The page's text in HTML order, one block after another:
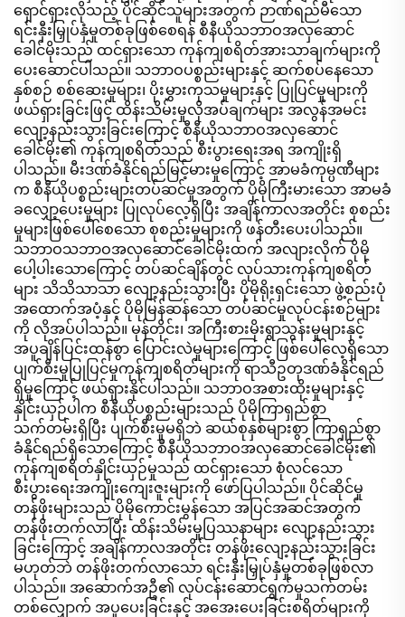
ရှောင်ရှားလိုသည့် ပိုင်ဆိုင်သူများအတွက် ဉာဏ်ရည်မီသော
ရင်းနှီးမြှုပ်နှံမှုတစ်ခုဖြစ်စေရန် စီနီယိုသဘာဝအလှဆောင်
ခေါင်မိုးသည် ထင်ရှားသော ကုန်ကျစရိတ်အားသာချက်များကို
ပေးဆောင်ပါသည်။ သဘာဝပစ္စည်းများနှင့် ဆက်စပ်နေသော
နှစ်စဉ် စစ်ဆေးမှုများ၊ ပိုးမွှားကုသမှုများနှင့် ပြုပြင်မှုများကို
ဖယ်ရှားခြင်းဖြင့် ထိန်းသိမ်းမှုလိုအပ်ချက်များ အလွန်အမင်း
လျော့နည်းသွားခြင်းကြောင့် စီနီယိုသဘာဝအလှဆောင်
ခေါင်မိုး၏ ကုန်ကျစရိတ်သည် စီးပွားရေးအရ အကျိုးရှိ
ပါသည်။ မီးဒဏ်ခံနိုင်ရည်မြင့်မားမှုကြောင့် အာမခံကုမ္ပဏီများ
က စီနီယိုပစ္စည်းများတပ်ဆင်မှုအတွက် ပိုမိုကြီးမားသော အာမခံ
ခလျှော့ပေးမှုများ ပြုလုပ်လေ့ရှိပြီး အချိန်ကာလအတိုင်း စုစည်း
မှုများဖြစ်ပေါ်စေသော စုစည်းမှုများကို ဖန်တီးပေးပါသည်။
သဘာဝသဘာဝအလှဆောင်ခေါင်မိုးထက် အလျားလိုက် ပိုမို
ပေါ့ပါးသောကြောင့် တပ်ဆင်ချိန်တွင် လုပ်သားကုန်ကျစရိတ်
များ သိသိသာသာ လျော့နည်းသွားပြီး ပိုမိုရိုးရှင်းသော ဖွဲ့စည်းပုံ
အထောက်အပံ့နှင့် ပိုမိုမြန်ဆန်သော တပ်ဆင်မှုလုပ်ငန်းစဉ်များ
ကို လိုအပ်ပါသည်။ မုန်တိုင်း၊ အကြီးစားမိုးရွာသွန်းမှုများနှင့်
အပူချိန်ပြင်းထန်စွာ ပြောင်းလဲမှုများကြောင့် ဖြစ်ပေါ်လေ့ရှိသော
ပျက်စီးမှုပြုပြင်မှုကုန်ကျစရိတ်များကို ရာသီဥတုဒဏ်ခံနိုင်ရည်
ရှိမှုကြောင့် ဖယ်ရှားနိုင်ပါသည်။ သဘာဝအစားထိုးမှုများနှင့်
နှိုင်းယှဉ်ပါက စီနီယိုပစ္စည်းများသည် ပိုမိုကြာရှည်စွာ
သက်တမ်းရှိပြီး ပျက်စီးမှုမရှိဘဲ ဆယ်စုနှစ်များစွာ ကြာရှည်စွာ
ခံနိုင်ရည်ရှိသောကြောင့် စီနီယိုသဘာဝအလှဆောင်ခေါင်မိုး၏
ကုန်ကျစရိတ်နှိုင်းယှဉ်မှုသည် ထင်ရှားသော စုံလင်သော
စီးပွားရေးအကျိုးကျေးဇူးများကို ဖော်ပြပါသည်။ ပိုင်ဆိုင်မှု
တန်ဖိုးများသည် ပိုမိုကောင်းမွန်သော အပြင်အဆင်အတွက်
တန်ဖိုးတက်လာပြီး ထိန်းသိမ်းမှုပြဿနာများ လျော့နည်းသွား
ခြင်းကြောင့် အချိန်ကာလအတိုင်း တန်ဖိုးလျော့နည်းသွားခြင်း
မဟုတ်ဘဲ တန်ဖိုးတက်လာသော ရင်းနှီးမြှုပ်နှံမှုတစ်ခုဖြစ်လာ
ပါသည်။ အဆောက်အဦ၏ လုပ်ငန်းဆောင်ရွက်မှုသက်တမ်း
တစ်လျှောက် အပူပေးခြင်းနှင့် အအေးပေးခြင်းစရိတ်များကို